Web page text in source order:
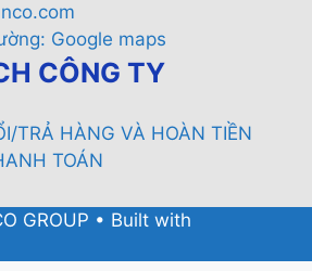
Google maps
CÔNG TY
TRẢ HÀNG VÀ HOÀN TIỀN
TOÁN
GROUP • Built with